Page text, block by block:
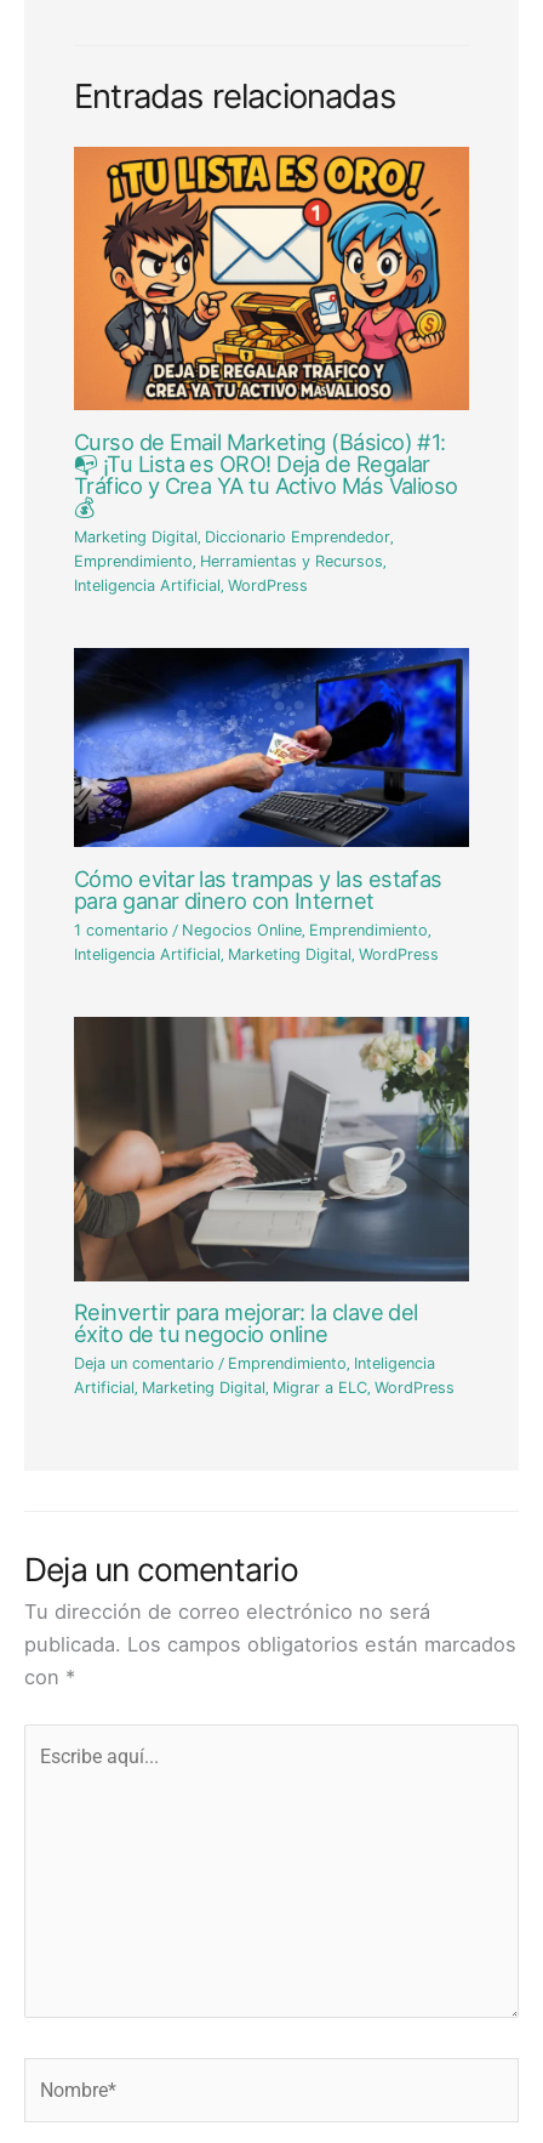
Entradas relacionadas
Curso de Email Marketing (Básico) #1:
📭 ¡Tu Lista es ORO! Deja de Regalar
Tráfico y Crea YA tu Activo Más Valioso
💰
Marketing Digital Diccionario Emprendedor
Emprendimiento Herramientas y Recursos
Inteligencia Artificial ,WordPress
Cómo evitar las trampas y las estafas
para ganar dinero con Internet
1 comentario / Negocios Online Emprendimiento
Inteligencia Artificial Marketing Digital ,WordPress
Reinvertir para mejorar: la clave del
éxito de tu negocio online
Deja un comentario / Emprendimiento, Inteligencia
Artificial, Marketing Digital, Migrar a ELC,WordPress
Deja un comentario
Tu dirección de correo electrónico no será
publicada. Los campos obligatorios están marcados
con *